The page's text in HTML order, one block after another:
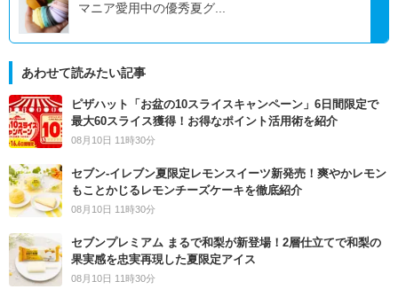
マニア愛用中の優秀夏グ...
あわせて読みたい記事
ピザハット「お盆の10スライスキャンペーン」6日間限定で
最大60スライス獲得！お得なポイント活用術を紹介
08月10日 11時30分
セブン‐イレブン夏限定レモンスイーツ新発売！爽やかレモン
もことかじるレモンチーズケーキを徹底紹介
08月10日 11時30分
セブンプレミアム まるで和梨が新登場！2層仕立てで和梨の
果実感を忠実再現した夏限定アイス
08月10日 11時30分